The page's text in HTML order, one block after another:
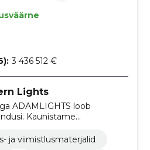
3 436 512 €
Lights
ADAMLIGHTS loob
Kaunistame
avalikku ruumi,
ja viimistlusmaterjalid